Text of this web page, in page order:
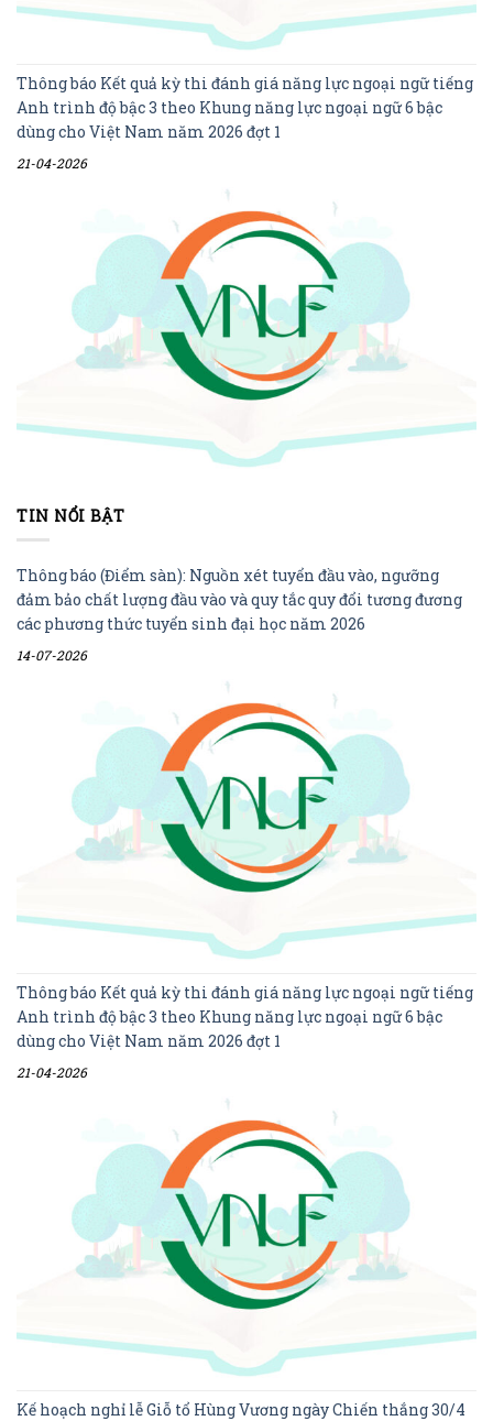
Thông báo Kết quả kỳ thi đánh giá năng lực ngoại ngữ tiếng
Anh trình độ bậc 3 theo Khung năng lực ngoại ngữ 6 bậc
dùng cho Việt Nam năm 2026 đợt 1
21-04-2026
TIN NỔI BẬT
Thông báo (Điểm sàn): Nguồn xét tuyển đầu vào, ngưỡng
đảm bảo chất lượng đầu vào và quy tắc quy đổi tương đương
các phương thức tuyển sinh đại học năm 2026
14-07-2026
Thông báo Kết quả kỳ thi đánh giá năng lực ngoại ngữ tiếng
Anh trình độ bậc 3 theo Khung năng lực ngoại ngữ 6 bậc
dùng cho Việt Nam năm 2026 đợt 1
21-04-2026
Kế hoạch nghỉ lễ Giỗ tổ Hùng Vương ngày Chiến thắng 30/4